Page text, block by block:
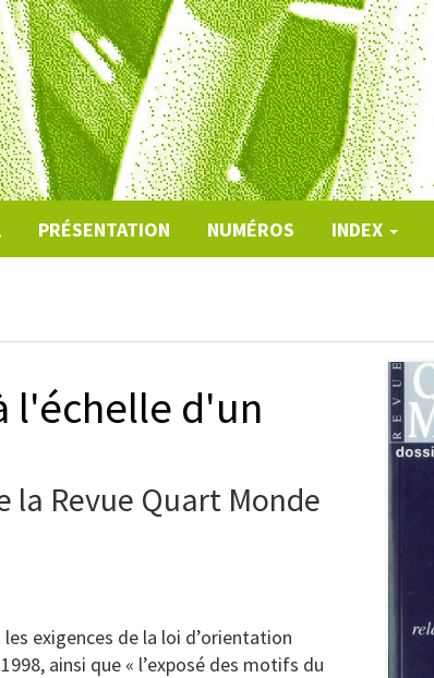
PRÉSENTATION NUMÉROS INDEX
l'échelle d'un
la Revue Quart Monde
exigences de la loi d’orientation
ainsi que « l’exposé des motifs du